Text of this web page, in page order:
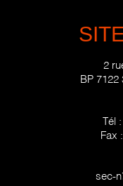
2
BP 7122
Tél :
Fax :
sec-